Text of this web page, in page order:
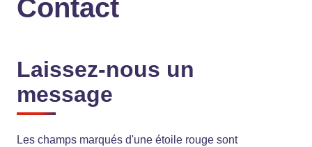
Contact
Laissez-nous un
message
Les champs marqués d'une étoile rouge sont